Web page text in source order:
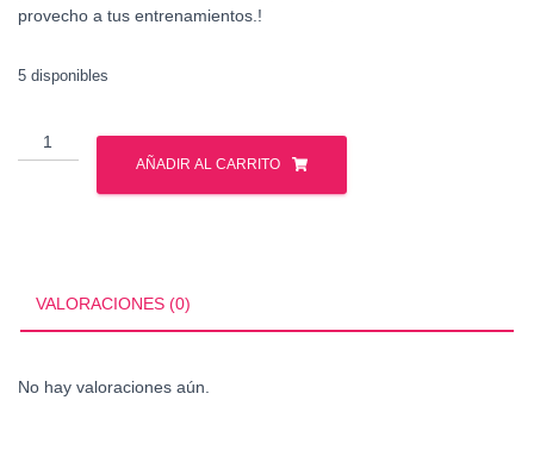
provecho a tus entrenamientos.!
5 disponibles
MUTANT
MADNESS
AÑADIR AL CARRITO
VALORACIONES (0)
No hay valoraciones aún.